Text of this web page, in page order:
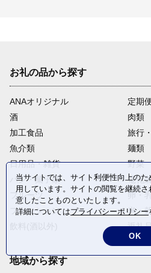
お礼の品から探す
ANAオリジナル
定期
酒
肉類
加工食品
旅行
魚介類
麺類
日用品・雑貨
野菜
パン・菓子類
電化
フルーツ
卵・
ファッション
米・
返礼
地域から探す
当サイトでは、サイト利便性向上の
用しています。サイトの閲覧を継続
意したことものといたします。
詳細についてはプライバシーポリシー
OK